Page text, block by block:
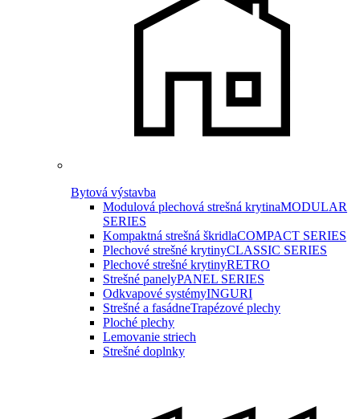
Bytová výstavba
Modulová plechová strešná krytinaMODULAR
SERIES
Kompaktná strešná škridlaCOMPACT SERIES
Plechové strešné krytinyCLASSIC SERIES
Plechové strešné krytinyRETRO
Strešné panelyPANEL SERIES
Odkvapové systémyINGURI
Strešné a fasádneTrapézové plechy
Ploché plechy
Lemovanie striech
Strešné doplnky